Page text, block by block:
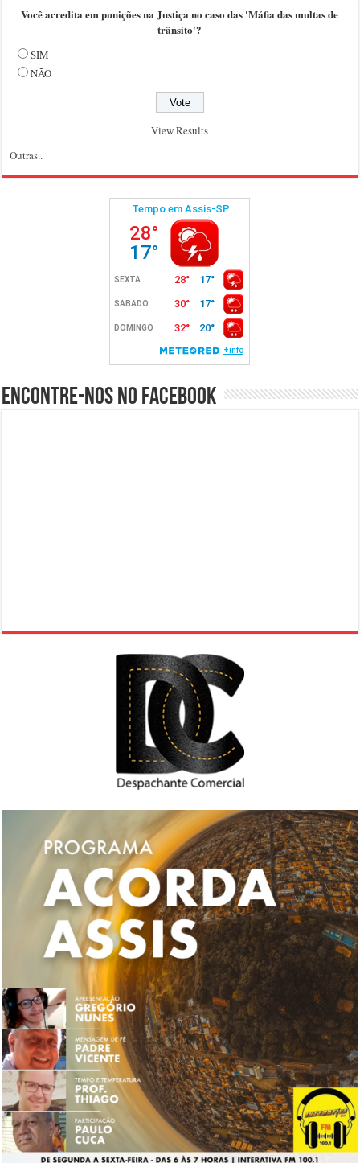
Você acredita em punições na Justiça no caso das 'Máfia das multas de
trânsito'?
SIM
NÃO
View Results
Outras..
Encontre-nos no Facebook